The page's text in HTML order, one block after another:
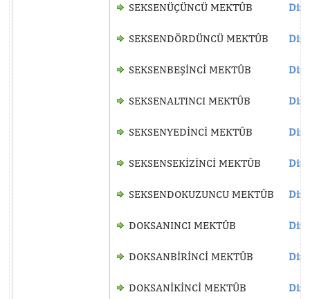
SEKSENÜÇÜNCÜ MEKTÛB
SEKSENDÖRDÜNCÜ MEKTÛB
SEKSENBEŞİNCİ MEKTÛB
SEKSENALTINCI MEKTÛB
SEKSENYEDİNCİ MEKTÛB
SEKSENSEKİZİNCİ MEKTÛB
SEKSENDOKUZUNCU MEKTÛB
DOKSANINCI MEKTÛB
DOKSANBİRİNCİ MEKTÛB
DOKSANİKİNCİ MEKTÛB